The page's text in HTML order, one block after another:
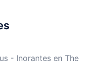
- Inorantes en The